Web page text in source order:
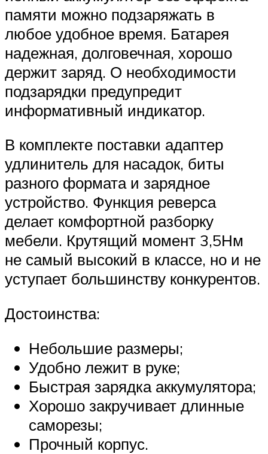
памяти можно подзаряжать в
любое удобное время. Батарея
надежная, долговечная, хорошо
держит заряд. О необходимости
подзарядки предупредит
информативный индикатор.
В комплекте поставки адаптер
удлинитель для насадок, биты
разного формата и зарядное
устройство. Функция реверса
делает комфортной разборку
мебели. Крутящий момент 3,5Нм
не самый высокий в классе, но и не
уступает большинству конкурентов.
Достоинства:
Небольшие размеры;
Удобно лежит в руке;
Быстрая зарядка аккумулятора;
Хорошо закручивает длинные
саморезы;
Прочный корпус.